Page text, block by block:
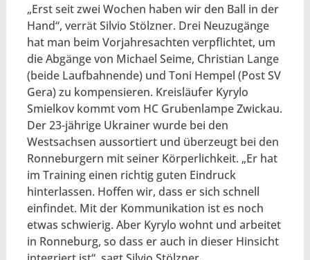
„Erst seit zwei Wochen haben wir den Ball in der
Hand“, verrät Silvio Stölzner. Drei Neuzugänge
hat man beim Vorjahresachten verpflichtet, um
die Abgänge von Michael Seime, Christian Lange
(beide Laufbahnende) und Toni Hempel (Post SV
Gera) zu kompensieren. Kreisläufer Kyrylo
Smielkov kommt vom HC Grubenlampe Zwickau.
Der 23-jährige Ukrainer wurde bei den
Westsachsen aussortiert und überzeugt bei den
Ronneburgern mit seiner Körperlichkeit. „Er hat
im Training einen richtig guten Eindruck
hinterlassen. Hoffen wir, dass er sich schnell
einfindet. Mit der Kommunikation ist es noch
etwas schwierig. Aber Kyrylo wohnt und arbeitet
in Ronneburg, so dass er auch in dieser Hinsicht